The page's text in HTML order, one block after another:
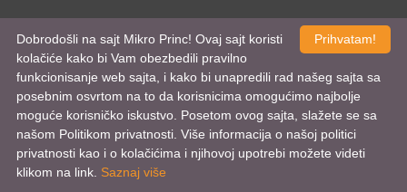
Sve cene su iskazane u dinarima. PDV je uračunat u cenu.
© Mikro Princ 1999 - 2026. Sva prava su zadržana.
Kreirao*nbgcreator |Izdrada Internet prodavnice, Izrada sajtai mobilnih
aplikacijaiSEO optimizacija
Prihvatam!
Dobrodošli na sajt Mikro Princ! Ovaj sajt koristi
kolačiće kako bi Vam obezbedili pravilno
funkcionisanje web sajta, i kako bi unapredili rad našeg sajta sa
posebnim osvrtom na to da korisnicima omogućimo najbolje
moguće korisničko iskustvo. Posetom ovog sajta, slažete se sa
našom Politikom privatnosti. Više informacija o našoj politici
privatnosti kao i o kolačićima i njihovoj upotrebi možete videti
klikom na link. Saznaj više